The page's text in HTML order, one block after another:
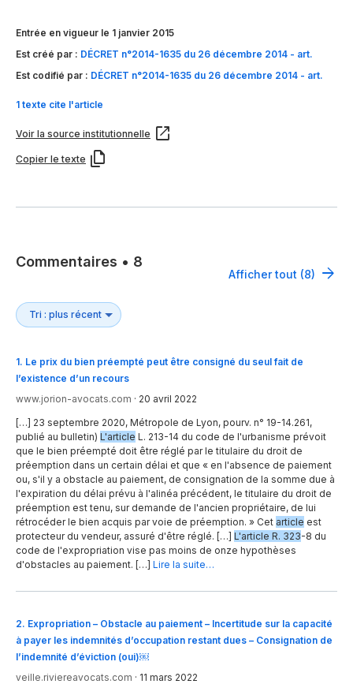
Entrée en vigueur le 1 janvier 2015
Est créé par : DÉCRET n°2014-1635 du 26 décembre 2014 - art.
Est codifié par : DÉCRET n°2014-1635 du 26 décembre 2014 - art.
1 texte cite l'article
Voir la source institutionnelle
Copier le texte
Commentaires • 8
Afficher tout (8)
1. Le prix du bien préempté peut être consigné du seul fait de
l’existence d’un recours
www.jorion-avocats.com · 20 avril 2022
[…] 23 septembre 2020, Métropole de Lyon, pourv. n° 19-14.261,
publié au bulletin) L'article L. 213-14 du code de l'urbanisme prévoit
que le bien préempté doit être réglé par le titulaire du droit de
préemption dans un certain délai et que « en l'absence de paiement
ou, s'il y a obstacle au paiement, de consignation de la somme due à
l'expiration du délai prévu à l'alinéa précédent, le titulaire du droit de
préemption est tenu, sur demande de l'ancien propriétaire, de lui
rétrocéder le bien acquis par voie de préemption. » Cet article est
protecteur du vendeur, assuré d'être réglé. […] L'article R. 323-8 du
code de l'expropriation vise pas moins de onze hypothèses
d'obstacles au paiement. […] Lire la suite…
2. Expropriation – Obstacle au paiement – Incertitude sur la capacité
à payer les indemnités d’occupation restant dues – Consignation de
l’indemnité d’éviction (oui)￼
veille.riviereavocats.com · 11 mars 2022